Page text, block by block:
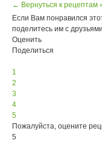
← Вернуться к рецептам
Если Вам понравился
поделитесь им с
Оценить
Поделиться
1
2
3
4
5
Пожалуйста, оцените
5